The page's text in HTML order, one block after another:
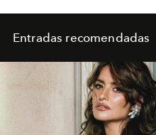
Entradas recomendadas